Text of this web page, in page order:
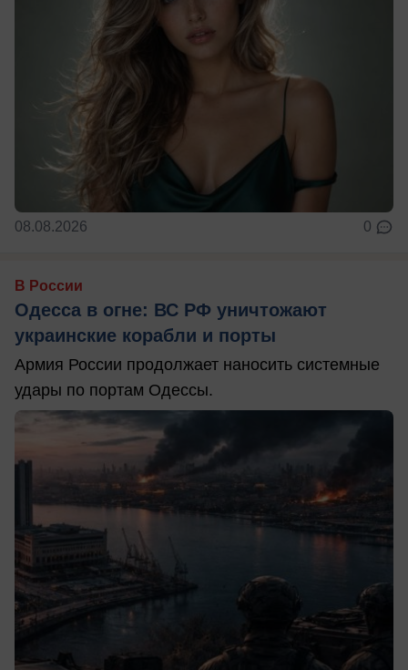
08.08.2026 0
В России
Одесса в огне: ВС РФ уничтожают
украинские корабли и порты
Армия России продолжает наносить системные
удары по портам Одессы.